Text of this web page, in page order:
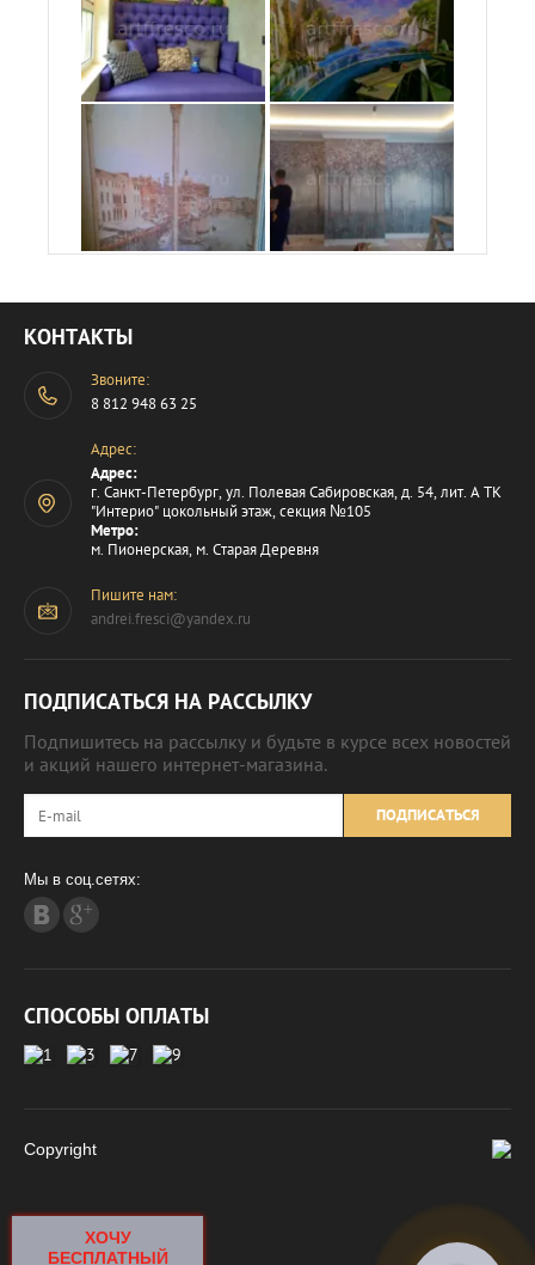
КОНТАКТЫ
Звоните:
8 812 948 63 25
Адрес:
Адрес:
г. Санкт-Петербург, ул. Полевая Сабировская, д. 54, лит. А ТК
"Интерио" цокольный этаж, секция №105
Метро:
м. Пионерская, м. Старая Деревня
Пишите нам:
andrei.fresci@yandex.ru
ПОДПИСАТЬСЯ НА РАССЫЛКУ
Подпишитесь на рассылку и будьте в курсе всех новостей
и акций нашего интернет-магазина.
ПОДПИСАТЬСЯ
Мы в соц.сетях:
СПОСОБЫ ОПЛАТЫ
Copyright
ХОЧУ
БЕСПЛАТНЫЙ